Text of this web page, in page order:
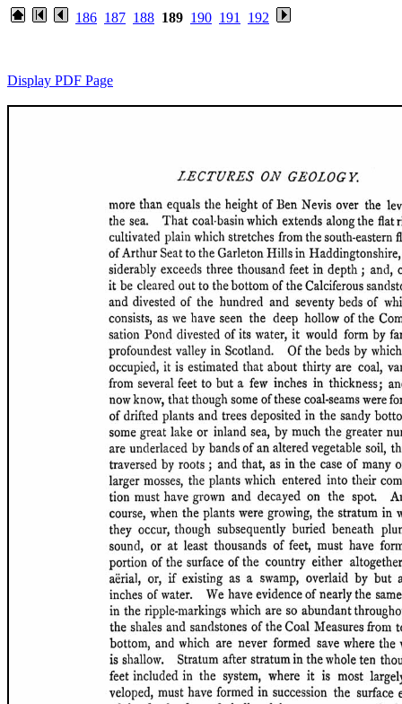
186 187 188 189 190 191 192
Display PDF Page